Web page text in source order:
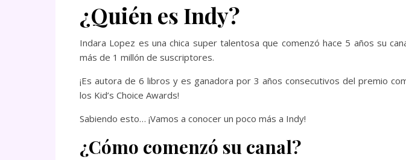
¿Quién es Indy?
Indara Lopez es una chica super talentosa que comenzó hace 5 años su
más de 1 millón de suscriptores.
¡Es autora de 6 libros y es ganadora por 3 años consecutivos del premio
los Kid’s Choice Awards!
Sabiendo esto… ¡Vamos a conocer un poco más a Indy!
¿Cómo comenzó su canal?